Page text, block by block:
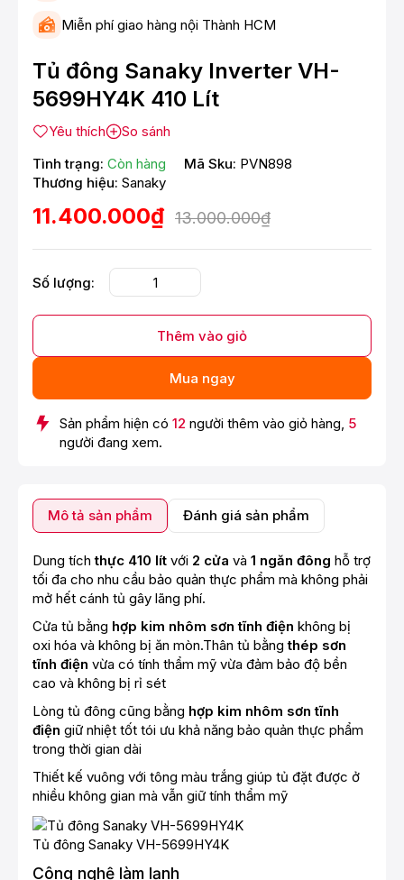
Miễn phí giao hàng nội Thành HCM
Tủ đông Sanaky Inverter VH-
5699HY4K 410 Lít
Yêu thích
So sánh
Tình trạng: Còn hàng Mã Sku: PVN898
Thương hiệu: Sanaky
11.400.000₫ 13.000.000₫
Số lượng:
Thêm vào giỏ
Mua ngay
Sản phẩm hiện có 12 người thêm vào giỏ hàng, 5
người đang xem.
Mô tả sản phẩm Đánh giá sản phẩm
Dung tíchthực 410 lít với 2 cửa và 1 ngăn đông hỗ trợ
tối đa cho nhu cầu bảo quản thực phẩm mà không phải
mở hết cánh tủ gây lãng phí.
Cửa tủ bằng hợp kim nhôm sơn tĩnh điện không bị
oxi hóa và không bị ăn mòn.Thân tủ bằngthép sơn
tĩnh điện vừa có tính thẩm mỹ vừa đảm bảo độ bền
cao và không bị rỉ sét
Lòng tủ đông cũng bằng hợp kim nhôm sơn tĩnh
điện giữ nhiệt tốt tói ưu khả năng bảo quản thực phẩm
trong thời gian dài
Thiết kế vuông với tông màu trắng giúp tủ đặt được ở
nhiều không gian mà vẫn giữ tính thẩm mỹ
Tủ đông Sanaky VH-5699HY4K
Công nghệ làm lạnh